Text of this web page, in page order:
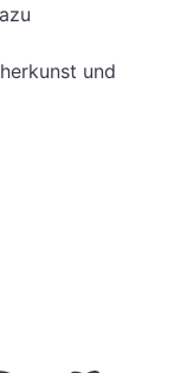
und